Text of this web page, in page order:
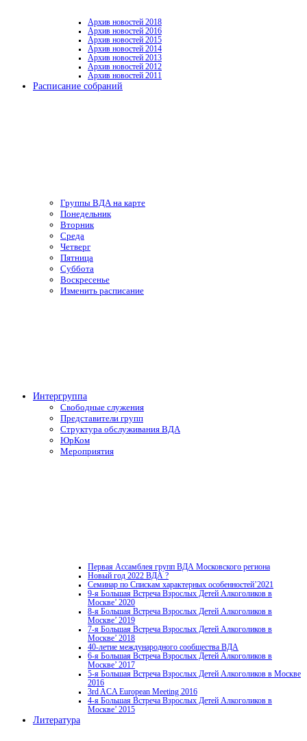
Архив новостей 2018
Архив новостей 2016
Архив новостей 2015
Архив новостей 2014
Архив новостей 2013
Архив новостей 2012
Архив новостей 2011
Расписание собраний
Группы ВДА на карте
Понедельник
Вторник
Среда
Четверг
Пятница
Суббота
Воскресенье
Изменить расписание
Интергруппа
Свободные служения
Представители групп
Структура обслуживания ВДА
ЮрКом
Мероприятия
Первая Ассамблея групп ВДА Московского региона
Новый год 2022 ВДА ?
Семинар по Спискам характерных особенностей’2021
9-я Большая Встреча Взрослых Детей Алкоголиков в
Москве’ 2020
8-я Большая Встреча Взрослых Детей Алкоголиков в
Москве’ 2019
7-я Большая Встреча Взрослых Детей Алкоголиков в
Москве’ 2018
40-летие международного сообщества ВДА
6-я Большая Встреча Взрослых Детей Алкоголиков в
Москве’ 2017
5-я Большая Встреча Взрослых Детей Алкоголиков в Москве
2016
3rd ACA European Meeting 2016
4-я Большая Встреча Взрослых Детей Алкоголиков в
Москве’ 2015
Литература